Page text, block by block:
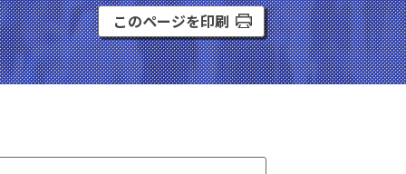
このページを印刷